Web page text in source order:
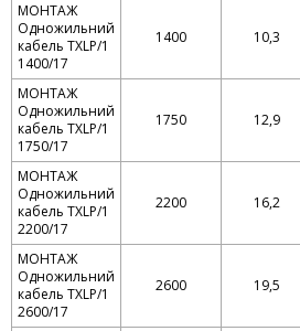
МОНТАЖ
Одножильний
кабель TXLP/1
1400/17
1400 10,3
МОНТАЖ
Одножильний
кабель TXLP/1
1750/17
1750 12,9
МОНТАЖ
Одножильний
кабель TXLP/1
2200/17
2200 16,2
МОНТАЖ
Одножильний
кабель TXLP/1
2600/17
2600 19,5